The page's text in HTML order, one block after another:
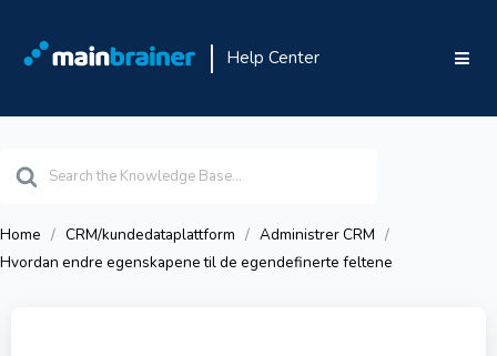
Help Center
For
Home CRM/kundedataplattform
Administrer CRM
Hvordan endre egenskapene til de egendefinerte feltene